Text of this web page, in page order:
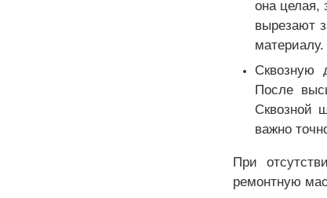
она целая,
вырезают
Сквозную
После
Сквозной
важно
При
ремонтную